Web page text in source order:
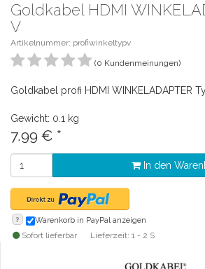
Goldkabel HDMI
V
Artikelnummer: profiwinkeltypv
(0 Kundenmeinungen)
Goldkabel profi HDMI WINKELADAPTER
Gewicht: 0.1 kg
7.99 € *
In den
? Warenkorb in PayPal anzeigen
Sofort lieferbar Lieferzeit: 1 - 2 S